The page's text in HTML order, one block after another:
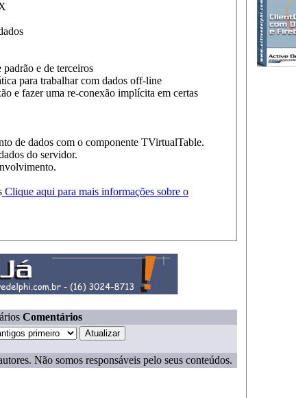
e de terceiros
para trabalhar com dados off-line
e fazer uma re-conexão implícita em certas
de dados com o componente TVirtualTable.
do servidor.
Clique aqui para mais informações sobre o
Comentários
Não somos responsáveis pelo seus conteúdos.